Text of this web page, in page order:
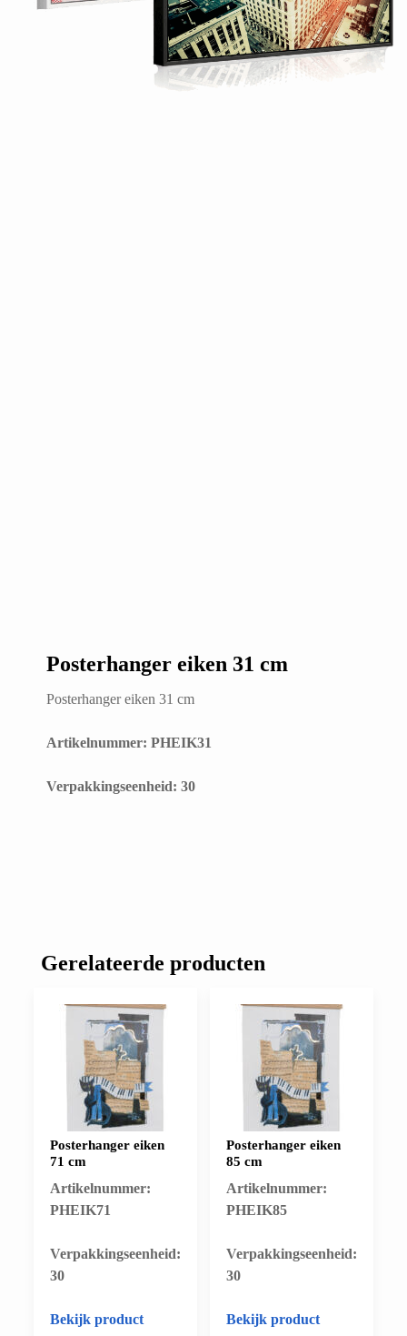
Posterhanger eiken 31 cm
Posterhanger eiken 31 cm
Artikelnummer: PHEIK31
​Verpakkingseenheid: 30
Gerelateerde producten
Posterhanger eiken
71 cm
Artikelnummer:
PHEIK71
​Verpakkingseenheid:
30
Bekijk product
Posterhanger eiken
85 cm
Artikelnummer:
PHEIK85
​Verpakkingseenheid:
30
Bekijk product